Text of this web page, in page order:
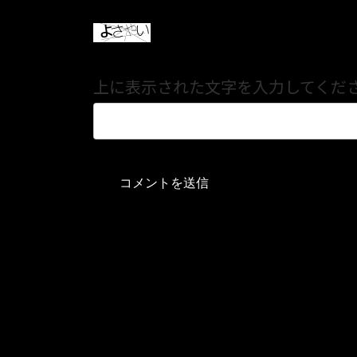
上に表示された文字を入力してくだ